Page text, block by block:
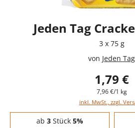
Jeden Tag
3 x 75 g
von Jeden Tag
1,79 €
7,96 €/1 kg
inkl. MwSt., zzgl.
Staffelpreise - Mengenrabatt
ab 3Stück 5%